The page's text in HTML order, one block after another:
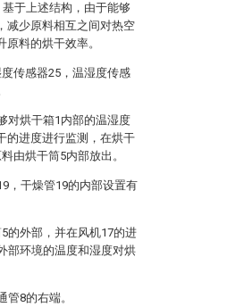
于上述结构，由于能够
减少原料相互之间对热空
料的烘干效率。
传感器25，温湿度传感
对烘干箱1内部的温湿度
的进度进行监测，在烘干
由烘干筒5内部放出。
，干燥管19的内部设置有
的外部，并在风机17的进
部环境的温度和湿度对烘
8的右端。